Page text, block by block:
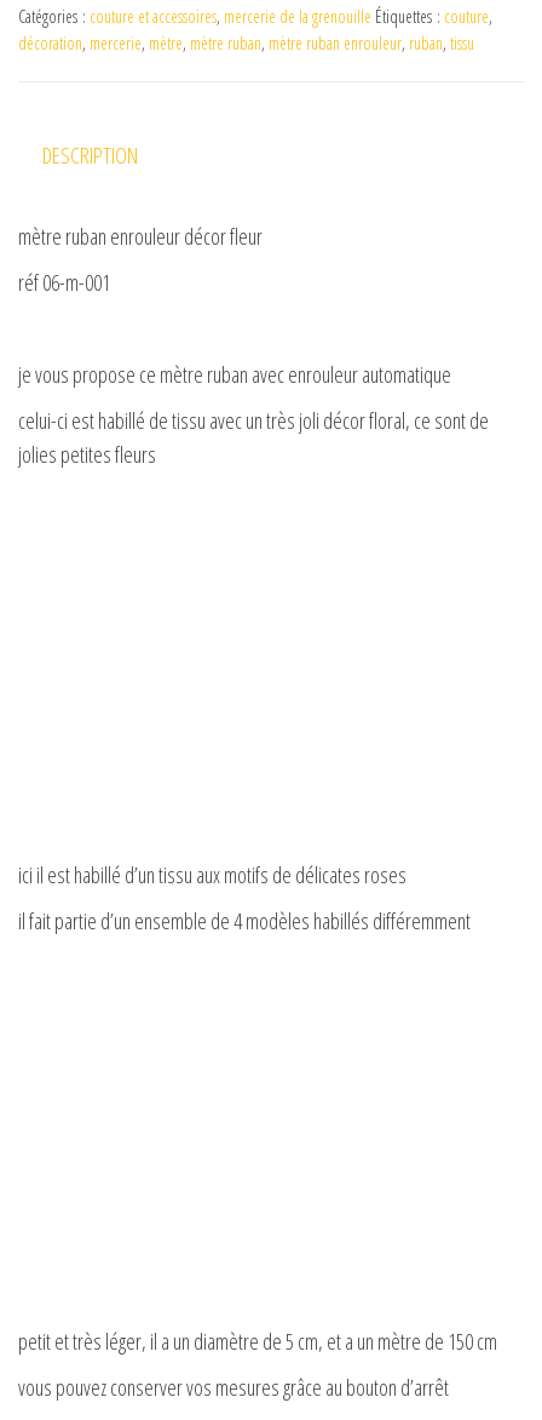
d
Catégories : couture et accessoires, mercerie de la grenouille Étiquettes : couture,
décoration, mercerie, mètre, mètre ruban, mètre ruban enrouleur, ruban, tissu
DESCRIPTION
mètre ruban enrouleur décor fleur
réf 06-m-001
je vous propose ce mètre ruban avec enrouleur automatique
celui-ci est habillé de tissu avec un très joli décor floral, ce sont de
jolies petites fleurs
ici il est habillé d’un tissu aux motifs de délicates roses
il fait partie d’un ensemble de 4 modèles habillés différemment
petit et très léger, il a un diamètre de 5 cm, et a un mètre de 150 cm
vous pouvez conserver vos mesures grâce au bouton d’arrêt